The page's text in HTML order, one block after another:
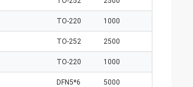
TO-220 1000
TO-252 2500
TO-220 1000
DFN5*6 5000